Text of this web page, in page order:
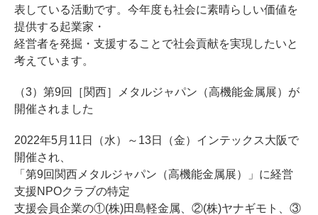
表している活動です。今年度も社会に素晴らしい価値を
提供する起業家・
経営者を発掘・支援することで社会貢献を実現したいと
考えています。
（3）第9回［関西］メタルジャパン（高機能金属展）が
開催されました
2022年5月11日（水）～13日（金）インテックス大阪で
開催され、
「第9回関西メタルジャパン（高機能金属展）」に経営
支援NPOクラブの特定
支援会員企業の①(株)田島軽金属、②(株)ヤナギモト、③